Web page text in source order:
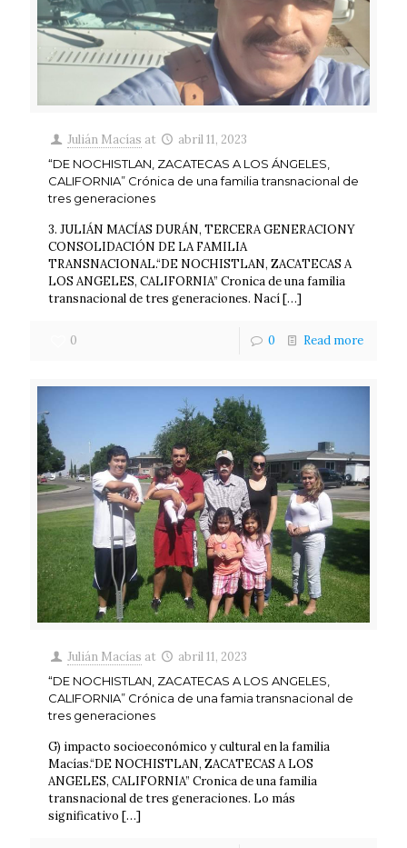
Julián Macías at abril 11, 2023
“DE NOCHISTLAN, ZACATECAS A LOS ÁNGELES,
CALIFORNIA” Crónica de una familia transnacional de
tres generaciones
3. JULIÁN MACÍAS DURÁN, TERCERA GENERACIONY
CONSOLIDACIÓN DE LA FAMILIA
TRANSNACIONAL.“DE NOCHISTLAN, ZACATECAS A
LOS ANGELES, CALIFORNIA” Cronica de una familia
transnacional de tres generaciones. Nací[…]
0 0 Read more
Julián Macías at abril 11, 2023
“DE NOCHISTLAN, ZACATECAS A LOS ANGELES,
CALIFORNIA” Crónica de una famia transnacional de
tres generaciones
G) impacto socioeconómico y cultural en la familia
Macías.“DE NOCHISTLAN, ZACATECAS A LOS
ANGELES, CALIFORNIA” Cronica de una familia
transnacional de tres generaciones. Lo más
significativo […]